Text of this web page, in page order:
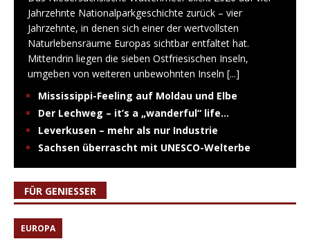
Jahrzehnte Nationalparkgeschichte zurück – vier
Jahrzehnte, in denen sich einer der wertvollsten
Naturlebensräume Europas sichtbar entfaltet hat.
Mittendrin liegen die sieben Ostfriesischen Inseln,
umgeben von weiteren unbewohnten Inseln [...]
Mississippi-Feeling auf Moldau und Elbe
Der Lechweg – it’s a „wanderful“ life…
Leverkusen – mehr als nur Industrie
Sachsen überrascht mit UNESCO-Welterbe
FÜR GENIESSER
EUROPA